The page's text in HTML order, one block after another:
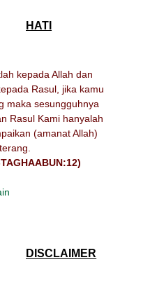
HATI
kepada Allah dan
Rasul, jika kamu
maka sesungguhnya
Rasul Kami hanyalah
(amanat Allah)
DISCLAIMER